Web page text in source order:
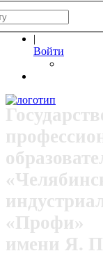
|
Войти
«Профи»
имени Я.